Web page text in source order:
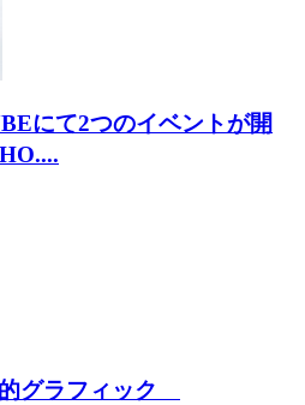
にて2つのイベントが開
グラフィック